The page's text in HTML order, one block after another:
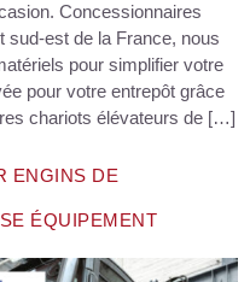
Concessionnaires
sud-est de la France, nous
pour simplifier votre
pour votre entrepôt grâce
chariots élévateurs de […]
ENGINS DE
ÉQUIPEMENT